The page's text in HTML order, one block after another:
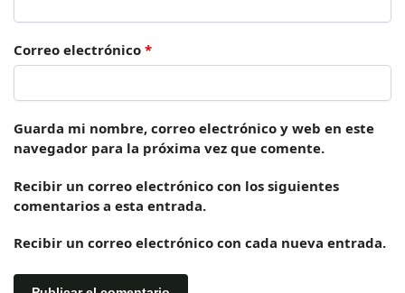
Correo electrónico *
Guarda mi nombre, correo electrónico y web en este
navegador para la próxima vez que comente.
Recibir un correo electrónico con los siguientes
comentarios a esta entrada.
Recibir un correo electrónico con cada nueva entrada.